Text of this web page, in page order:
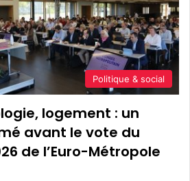
Politique & social
logement : un
avant le vote du
de l’Euro-Métropole